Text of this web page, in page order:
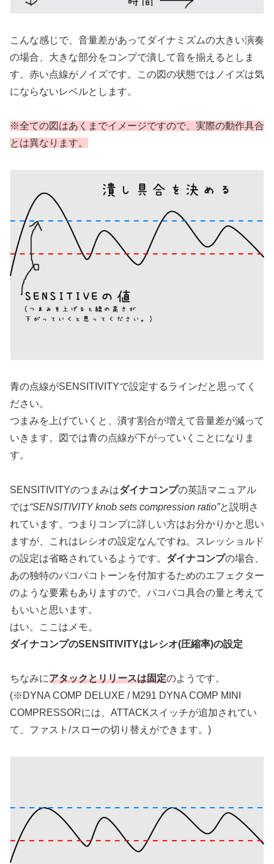
こんな感じで、音量差があってダイナミズムの大きい演奏
の場合、大きな部分をコンプで潰して音を揃えるとしま
す。赤い点線がノイズです。この図の状態ではノイズは気
にならないレベルとします。
※全ての図はあくまでイメージですので、実際の動作具合
とは異なります。
青の点線がSENSITIVITYで設定するラインだと思ってく
ださい。
つまみを上げていくと、潰す割合が増えて音量差が減って
いきます。図では青の点線が下がっていくことになりま
す。
SENSITIVITYのつまみはダイナコンプの英語マニュアル
では“SENSITIVITY knob sets compression ratio”と説明さ
れています。つまりコンプに詳しい方はお分かりかと思い
ますが、これはレシオの設定なんですね。スレッショルド
の設定は省略されているようです。 ダイナコンプの場合、
あの独特のパコパコトーンを付加するためのエフェクター
のような要素もありますので、パコパコ具合の量と考えて
もいいと思います。
はい。ここはメモ。
ダイナコンプのSENSITIVITYはレシオ(圧縮率)の設定
ちなみにアタックとリリースは固定のようです。
(※DYNA COMP DELUXE / M291 DYNA COMP MINI
COMPRESSORには、ATTACKスイッチが追加されてい
て、ファスト/スローの切り替えができます。)